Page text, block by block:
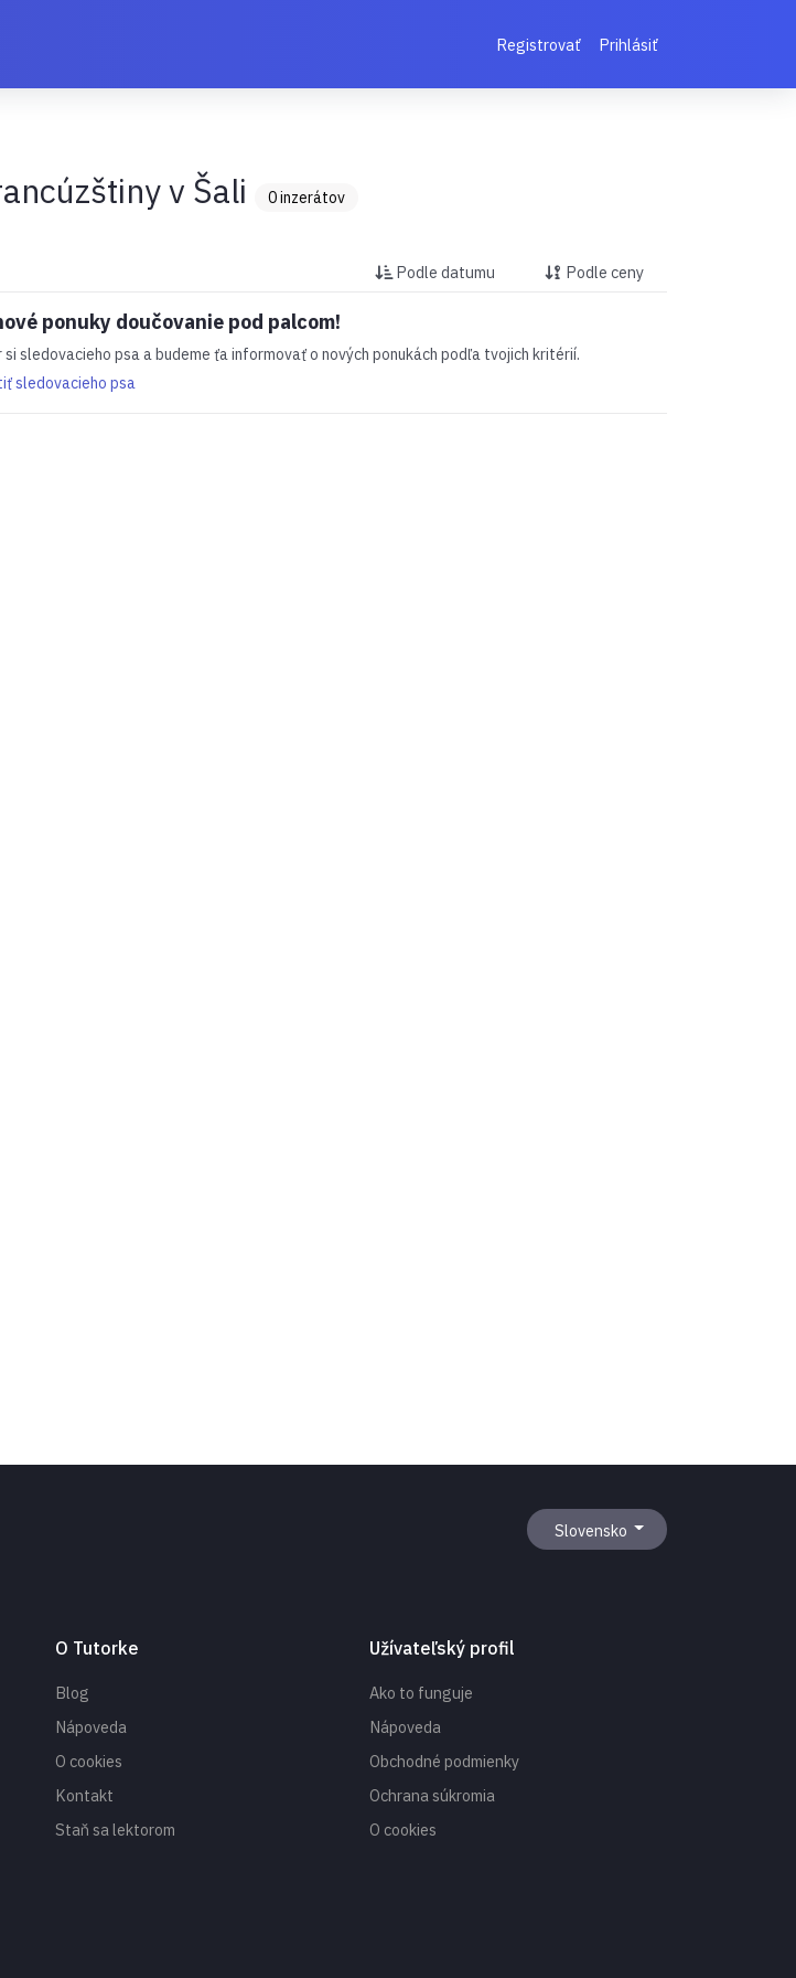
Registrovať Prihlásiť
v Šali 0 inzerátov
Podle datumu Podle ceny
ponuky doučovanie pod palcom!
sledovacieho psa a budeme ťa informovať o nových ponukách podľa tvojich kritérií.
sledovacieho psa
Slovensko
O Tutorke
Blog
Nápoveda
O cookies
Kontakt
Staň sa lektorom
Užívateľský profil
Ako to funguje
Nápoveda
Obchodné podmienky
Ochrana súkromia
O cookies